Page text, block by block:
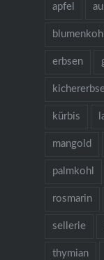
apfel
blumenkohl
erbsen
kürbis
mangold
palmkohl
rosmarin
sellerie
thymian